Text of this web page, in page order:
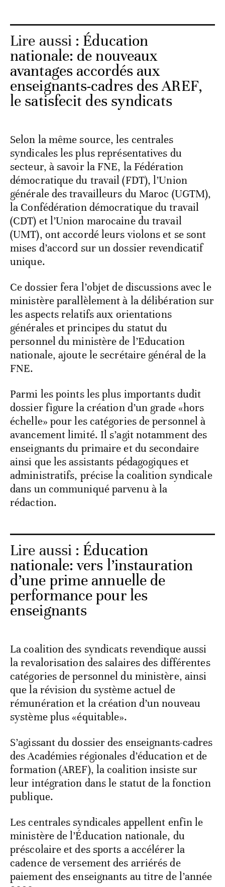
Lire aussi : Éducation
nationale: de nouveaux
avantages accordés aux
enseignants-cadres des AREF,
le satisfecit des syndicats
Selon la même source, les centrales
syndicales les plus représentatives du
secteur, à savoir la FNE, la Fédération
démocratique du travail (FDT), l’Union
générale des travailleurs du Maroc (UGTM),
la Confédération démocratique du travail
(CDT) et l’Union marocaine du travail
(UMT), ont accordé leurs violons et se sont
mises d’accord sur un dossier revendicatif
unique.
Ce dossier fera l’objet de discussions avec le
ministère parallèlement à la délibération sur
les aspects relatifs aux orientations
générales et principes du statut du
personnel du ministère de l’Education
nationale, ajoute le secrétaire général de la
FNE.
Parmi les points les plus importants dudit
dossier figure la création d’un grade «hors
échelle» pour les catégories de personnel à
avancement limité. Il s’agit notamment des
enseignants du primaire et du secondaire
ainsi que les assistants pédagogiques et
administratifs, précise la coalition syndicale
dans un communiqué parvenu à la
rédaction.
Lire aussi : Éducation
nationale: vers l’instauration
d’une prime annuelle de
performance pour les
enseignants
La coalition des syndicats revendique aussi
la revalorisation des salaires des différentes
catégories de personnel du ministère, ainsi
que la révision du système actuel de
rémunération et la création d’un nouveau
système plus «équitable».
S’agissant du dossier des enseignants-cadres
des Académies régionales d’éducation et de
formation (AREF), la coalition insiste sur
leur intégration dans le statut de la fonction
publique.
Les centrales syndicales appellent enfin le
ministère de l’Éducation nationale, du
préscolaire et des sports a accélérer la
cadence de versement des arriérés de
paiement des enseignants au titre de l’année